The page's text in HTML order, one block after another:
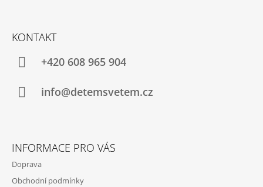
KONTAKT
+420 608 965 904
info@detemsvetem.cz
INFORMACE PRO VÁS
Doprava
Obchodní podmínky